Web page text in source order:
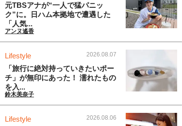
元TBSアナが“一人で猛パニッ
ク”に。日ハム本拠地で遭遇した
「人気...
アンヌ遙香
Lifestyle 2026.08.07
「旅行に絶対持っていきたいポー
チ」が無印にあった！ 濡れたもの
を入...
鈴木美奈子
Lifestyle 2026.08.06